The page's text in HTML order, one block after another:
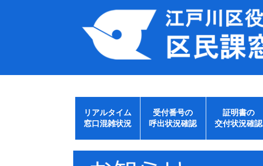
リアルタイム
窓口混雑状況
受付番号の
呼出状況確認
証明書の
交付状況確認